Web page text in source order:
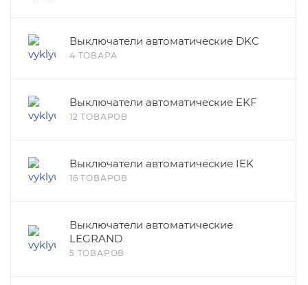
Выключатели автоматические DKC
4 ТОВАРА
Выключатели автоматические EKF
12 ТОВАРОВ
Выключатели автоматические IEK
16 ТОВАРОВ
Выключатели автоматические
LEGRAND
5 ТОВАРОВ